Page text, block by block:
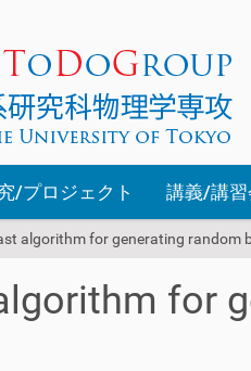
/プロジェクト 講義/講習
algorithm for generating random
for